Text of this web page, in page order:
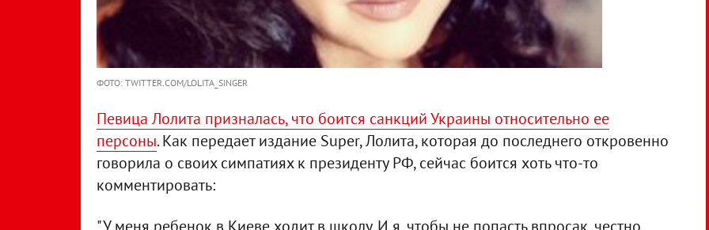
ФОТО: TWITTER.COM/LOLITA_SINGER
Певица Лолита призналась, что боится санкций Украины относительно ее
персоны. Как передает издание Super, Лолита, которая до последнего откровенно
говорила о своих симпатиях к президенту РФ, сейчас боится хоть что-то
комментировать: